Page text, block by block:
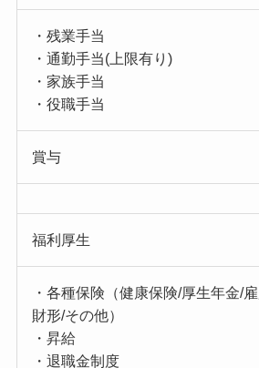
・残業手当
・通勤手当(上限有り)
・家族手当
・役職手当
賞与
福利厚生
・各種保険（健康保険/厚生年金/
財形/その他）
・昇給
・退職金制度